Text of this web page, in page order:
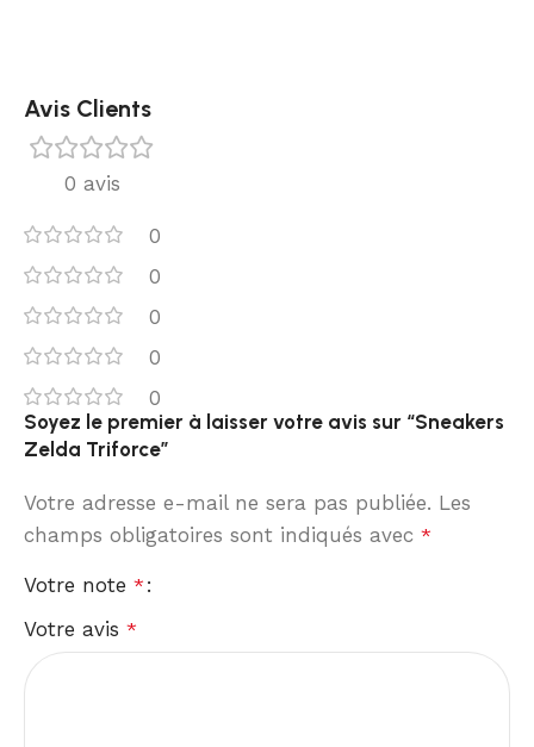
Avis Clients
0 avis
0
0
0
0
0
Soyez le premier à laisser votre avis sur “Sneakers
Zelda Triforce”
Votre adresse e-mail ne sera pas publiée. Les
champs obligatoires sont indiqués avec *
Votre note *
Votre avis *